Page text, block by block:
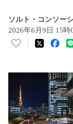
ソルト・コンソー
2026年6月9日 15時
い
数
を
読
み